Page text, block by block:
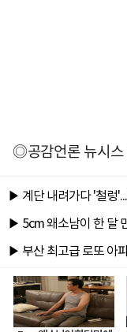
◎공감언론 뉴시스